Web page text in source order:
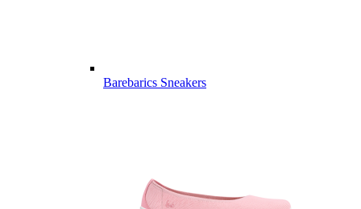
Barebarics Sneakers